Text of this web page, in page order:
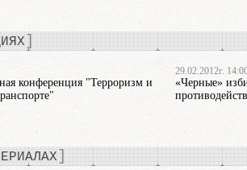
конференция "Терроризм и
29.02.2012г.
«Черные»